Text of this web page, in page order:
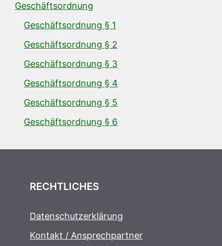
Geschäftsordnung
Geschäftsordnung § 1
Geschäftsordnung § 2
Geschäftsordnung § 3
Geschäftsordnung § 4
Geschäftsordnung § 5
Geschäftsordnung § 6
RECHTLICHES
Datenschutzerklärung
Kontakt / Ansprechpartner